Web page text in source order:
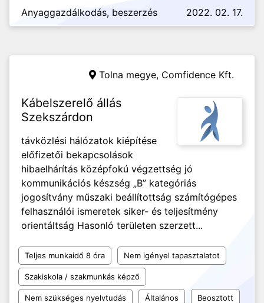
Anyaggazdálkodás, beszerzés 2022. 02. 17.
Tolna megye, Comfidence Kft.
Kábelszerelő állás
Szekszárdon
távközlési hálózatok kiépítése
előfizetői bekapcsolások
hibaelhárítás középfokú végzettség jó
kommunikációs készség „B” kategóriás
jogosítvány műszaki beállítottság számítógépes
felhasználói ismeretek siker- és teljesítmény
orientáltság Hasonló területen szerzett...
Teljes munkaidő 8 óra Nem igényel tapasztalatot
Szakiskola / szakmunkás képző
Nem szükséges nyelvtudás Általános Beosztott